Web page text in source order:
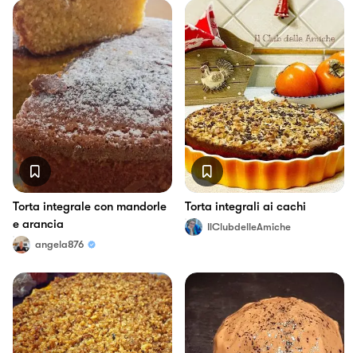
Torta integrale con mandorle
e arancia
angela876
Torta integrali ai cachi
IlClubdelleAmiche